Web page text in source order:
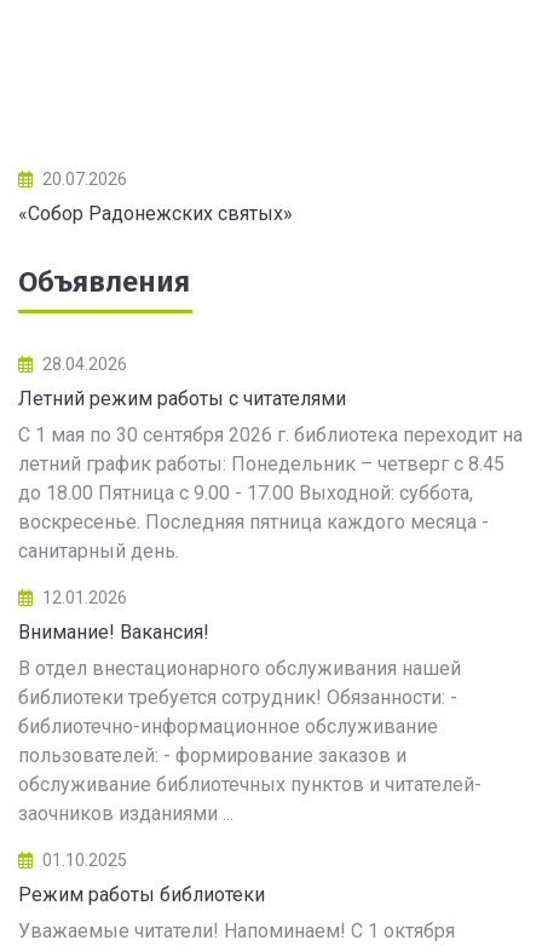
20.07.2026
«Собор Радонежских святых»
Объявления
28.04.2026
Летний режим работы с читателями
С 1 мая по 30 сентября 2026 г. библиотека переходит на
летний график работы: Понедельник – четверг с 8.45
до 18.00 Пятница с 9.00 - 17.00 Выходной: суббота,
воскресенье. Последняя пятница каждого месяца -
санитарный день.
12.01.2026
Внимание! Вакансия!
В отдел внестационарного обслуживания нашей
библиотеки требуется сотрудник! Обязанности: -
библиотечно-информационное обслуживание
пользователей: - формирование заказов и
обслуживание библиотечных пунктов и читателей-
заочников изданиями ...
01.10.2025
Режим работы библиотеки
Уважаемые читатели! Напоминаем! С 1 октября